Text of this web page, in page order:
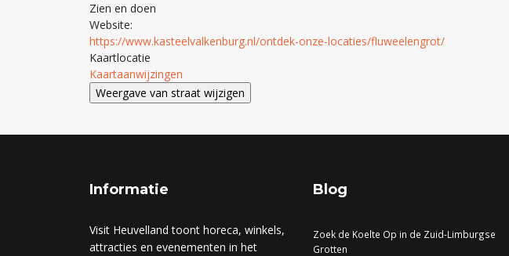
Zien en doen
Website:
https://www.kasteelvalkenburg.nl/ontdek-onze-locaties/fluweelengrot/
Kaartlocatie
Kaartaanwijzingen
Informatie
Visit Heuvelland toont horeca, winkels,
attracties en evenementen in het
Blog
Zoek de Koelte Op in de Zuid-Limburgse
Grotten